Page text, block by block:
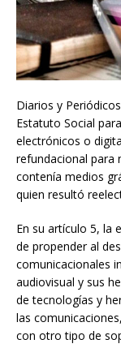
Diarios y
Estatuto Social
electrónicos o
refundacional para
contenía medios
quien resultó
En su artículo 5, la
de propender al
comunicacionales
audiovisual y sus
de tecnologías y
las
con otro tipo de